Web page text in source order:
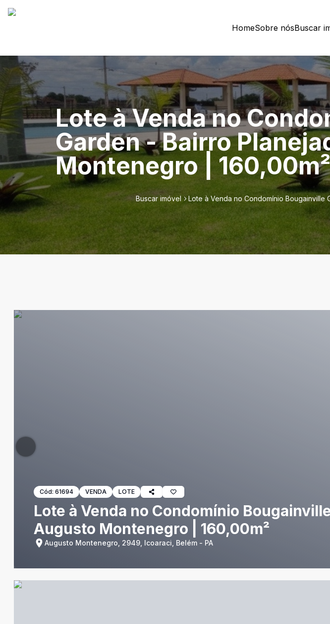
HomeSobre nósBuscar
Lote à Venda no
Garden - Bairro
Montenegro | 160,00m²
Buscar imóvel Lote à Venda no Condomínio Bougainville
Cód: 61694 VENDA LOTE
Lote à Venda no Condomínio
Augusto Montenegro | 160,00m²
Augusto Montenegro, 2949, Icoaraci, Belém - PA